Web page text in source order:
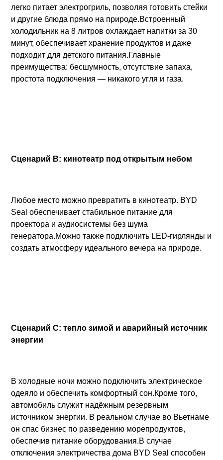
легко питает электрогриль, позволяя готовить стейки
и другие блюда прямо на природе.Встроенный
холодильник на 8 литров охлаждает напитки за 30
минут, обеспечивает хранение продуктов и даже
подходит для детского питания.Главные
преимущества: бесшумность, отсутствие запаха,
простота подключения — никакого угля и газа.
Сценарий B: кинотеатр под открытым небом
Любое место можно превратить в кинотеатр. BYD
Seal обеспечивает стабильное питание для
проектора и аудиосистемы без шума
генератора.Можно также подключить LED-гирлянды и
создать атмосферу идеального вечера на природе.
Сценарий C: тепло зимой и аварийный источник
энергии
В холодные ночи можно подключить электрическое
одеяло и обеспечить комфортный сон.Кроме того,
автомобиль служит надёжным резервным
источником энергии. В реальном случае во Вьетнаме
он спас бизнес по разведению морепродуктов,
обеспечив питание оборудования.В случае
отключения электричества дома BYD Seal способен